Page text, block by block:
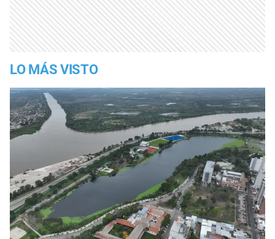
LO MÁS VISTO